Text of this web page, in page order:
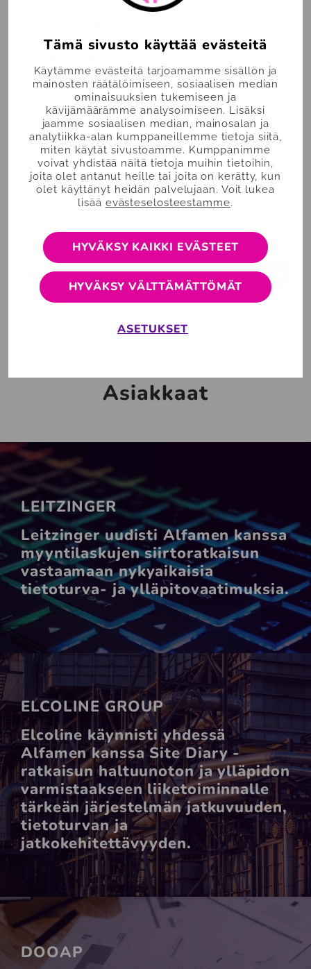
Tämä sivusto käyttää evästeitä
Käytämme evästeitä tarjoamamme sisällön ja
mainosten räätälöimiseen, sosiaalisen median
ominaisuuksien tukemiseen ja
kävijämäärämme analysoimiseen. Lisäksi
jaamme sosiaalisen median, mainosalan ja
analytiikka-alan kumppaneillemme tietoja siitä,
miten käytät sivustoamme. Kumppanimme
voivat yhdistää näitä tietoja muihin tietoihin,
joita olet antanut heille tai joita on kerätty, kun
olet käyttänyt heidän palvelujaan. Voit lukea
lisää evästeselosteestamme.
HYVÄKSY KAIKKI EVÄSTEET
HYVÄKSY VÄLTTÄMÄTTÖMÄT
ASETUKSET
Services
automaatio
BPMN
JAA SOMESSA:
Facebook
Asiakkaat
LEITZINGER
Leitzinger uudisti Alfamen kanssa
myyntilaskujen siirtoratkaisun
vastaamaan nykyaikaisia
tietoturva- ja ylläpitovaatimuksia.
ELCOLINE GROUP
Elcoline käynnisti yhdessä
Alfamen kanssa Site Diary -
ratkaisun haltuunoton ja ylläpidon
varmistaakseen liiketoiminnalle
tärkeän järjestelmän jatkuvuuden,
tietoturvan ja
jatkokehitettävyyden.
DOOAP